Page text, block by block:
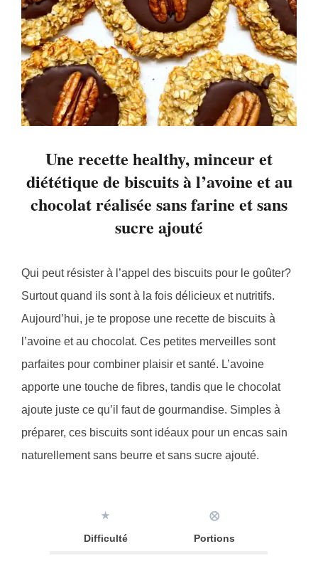
Une recette healthy, minceur et
diététique de biscuits à l’avoine et au
chocolat réalisée sans farine et sans
sucre ajouté
Qui peut résister à l’appel des biscuits pour le goûter?
Surtout quand ils sont à la fois délicieux et nutritifs.
Aujourd’hui, je te propose une recette de biscuits à
l’avoine et au chocolat. Ces petites merveilles sont
parfaites pour combiner plaisir et santé. L’avoine
apporte une touche de fibres, tandis que le chocolat
ajoute juste ce qu’il faut de gourmandise. Simples à
préparer, ces biscuits sont idéaux pour un encas sain
naturellement sans beurre et sans sucre ajouté.
★
Difficulté
⨂
Portions